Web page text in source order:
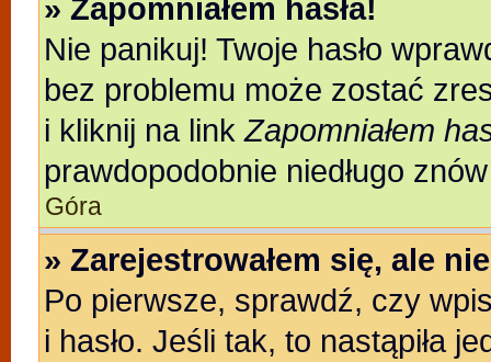
» Zapomniałem hasła!
Nie panikuj! Twoje hasło
bez problemu może zostać
i kliknij na linkZapomniałem
prawdopodobnie niedługo
Góra
» Zarejestrowałem się, ale
Po pierwsze, sprawdź, czy
i hasło. Jeśli tak, to nastąpiła